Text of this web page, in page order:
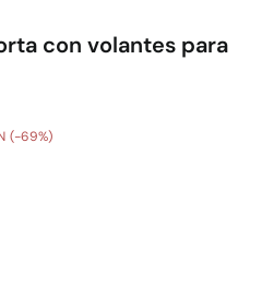
con volantes para
69